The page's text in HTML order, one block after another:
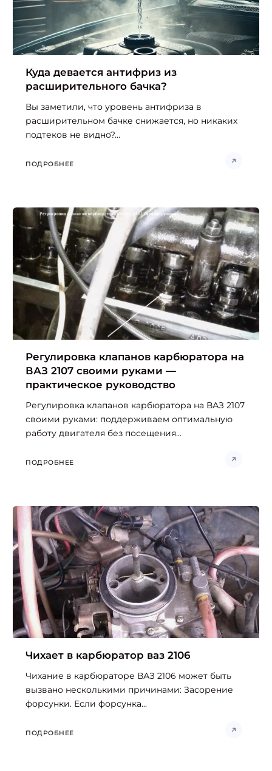
Куда девается антифриз из
расширительного бачка?
Вы заметили, что уровень антифриза в
расширительном бачке снижается, но никаких
подтеков не видно?...
ПОДРОБНЕЕ
Регулировка клапанов карбюратора на
ВАЗ 2107 своими руками —
практическое руководство
Регулировка клапанов карбюратора на ВАЗ 2107
своими руками: поддерживаем оптимальную
работу двигателя без посещения...
ПОДРОБНЕЕ
Чихает в карбюратор ваз 2106
Чихание в карбюраторе ВАЗ 2106 может быть
вызвано несколькими причинами: Засорение
форсунки. Если форсунка...
ПОДРОБНЕЕ